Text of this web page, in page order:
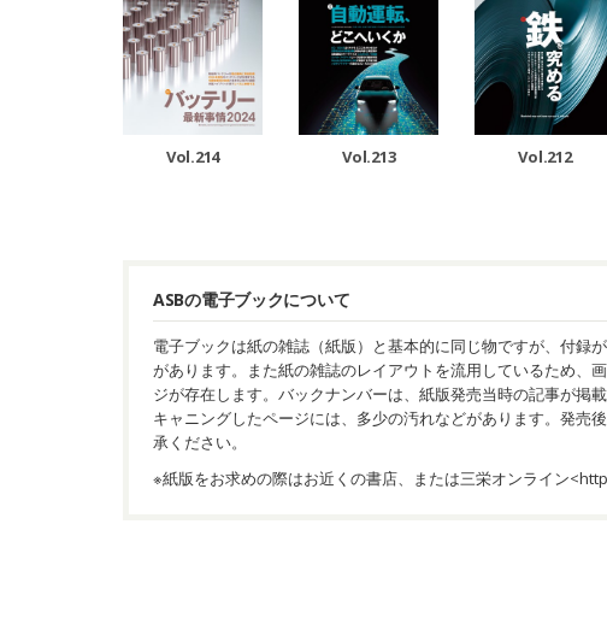
Vol.214 Vol.213 Vol.212
ASBの電子ブックについて
電子ブックは紙の雑誌（紙版）と基本的に同じ物ですが、付録
があります。また紙の雑誌のレイアウトを流用しているため、
ジが存在します。バックナンバーは、紙版発売当時の記事が掲
キャニングしたページには、多少の汚れなどがあります。発売
承ください。
※紙版をお求めの際はお近くの書店、または三栄オンライン<